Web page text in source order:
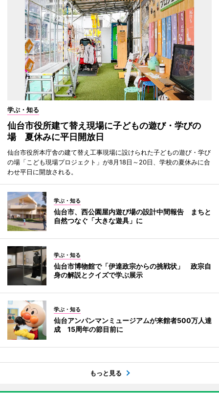
学ぶ・知る
仙台市役所建て替え現場に子どもの遊び・学びの
場 夏休みに平日開放日
仙台市役所本庁舎の建て替え工事現場に設けられた子どもの遊び・学び
の場「こども現場プロジェクト」が8月18日～20日、学校の夏休みに合
わせ平日に開放される。
学ぶ・知る
仙台市、西公園屋内遊び場の設計中間報告 まちと
自然つなぐ「大きな遊具」に
学ぶ・知る
仙台市博物館で「伊達政宗からの挑戦状」 政宗自
身の解説とクイズで学ぶ展示
学ぶ・知る
仙台アンパンマンミュージアムが来館者500万人達
成 15周年の節目前に
もっと見る